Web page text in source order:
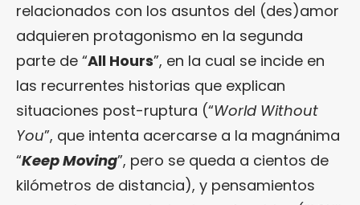
relacionados con los asuntos del (des)amor
adquieren protagonismo en la segunda
parte de “All Hours”, en la cual se incide en
las recurrentes historias que explican
situaciones post-ruptura (“World Without
You”, que intenta acercarse a la magnánima
“Keep Moving”, pero se queda a cientos de
kilómetros de distancia), y pensamientos